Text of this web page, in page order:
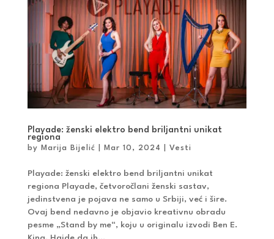
Playade: ženski elektro bend briljantni unikat
regiona
by Marija Bijelić Mar 10, 2024 Vesti
Playade: ženski elektro bend briljantni unikat
regiona Playade, četvoročlani ženski sastav,
jedinstvena je pojava ne samo u Srbiji, već i šire.
Ovaj bend nedavno je objavio kreativnu obradu
pesme „Stand by me“, koju u originalu izvodi Ben E.